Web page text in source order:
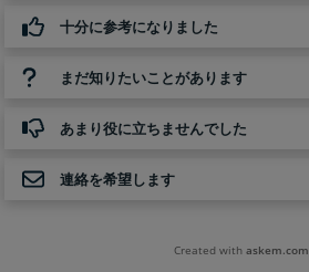
十分に参考になりました
まだ知りたいことがあります
あまり役に立ちませんでした
連絡を希望します
Created withaskem.com